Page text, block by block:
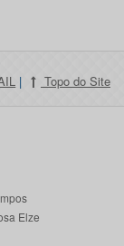
| Topo do Site
Elze